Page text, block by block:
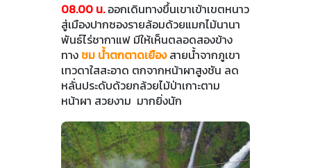
08.00 น.ออกเดินทางขึ้นเขาเข้าเขตหนาว
สู่เมืองปากซองรายล้อมด้วยแมกไม้นานา
พันธ์ไร่ชากาแฟ มีให้เห็นตลอดสองข้าง
ทางชม น้ำตกตาดเยืองสายน้ำจากภูเขา
เทวดาใสสะอาด ตกจากหน้าผาสูงชัน ลด
หลั่นประดับด้วยกล้วยไม้ป่าเกาะตาม
หน้าผา สวยงาม มากยิ่งนัก